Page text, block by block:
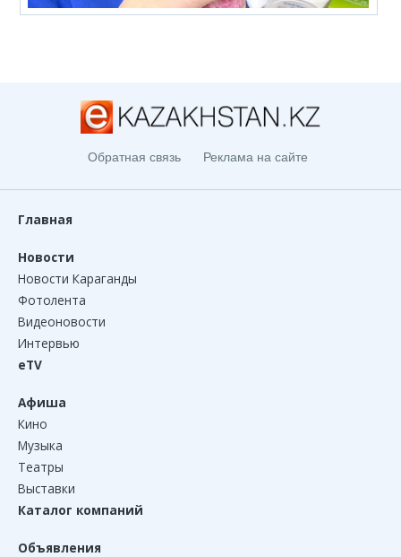
Обратная связь Реклама на сайте
Главная
Новости
Новости Караганды
Фотолента
Видеоновости
Интервью
eTV
Афиша
Кино
Музыка
Театры
Выставки
Каталог компаний
Объявления